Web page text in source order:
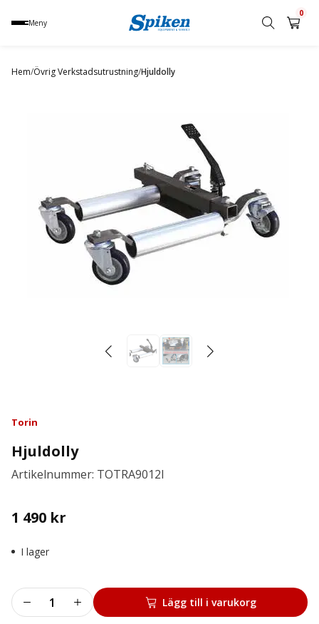
Meny
namn,
0
Hem/Övrig Verkstadsutrustning/Hjuldolly
Torin
Hjuldolly
Artikelnummer: TOTRA9012l
1 490 kr
I lager
Hjuldolly
mängd
Lägg till i varukorg